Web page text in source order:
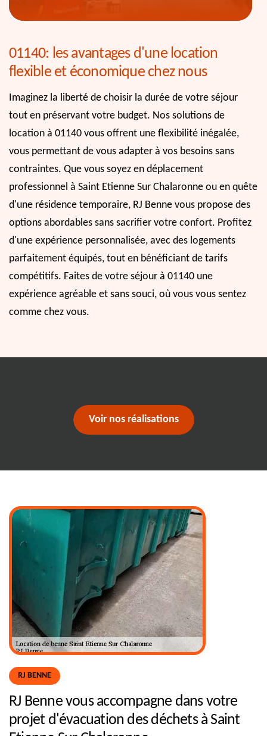
01140: les avantages d'une location
flexible et économique chez nous
Imaginez la liberté de choisir la durée de votre séjour
tout en préservant votre budget. Nos solutions de
location à 01140 vous offrent une flexibilité inégalée,
vous permettant de vous adapter à vos besoins sans
contraintes. Que vous soyez en déplacement
professionnel à Saint Etienne Sur Chalaronne ou en quête
d'une résidence temporaire, RJ Benne vous propose des
options abordables sans sacrifier votre confort. Profitez
d'une expérience personnalisée, avec des logements
parfaitement équipés, tout en bénéficiant de tarifs
compétitifs. Faites de votre séjour à 01140 une
expérience agréable et sans souci, où vous vous sentez
comme chez vous.
Voir nos réalisations
RJ BENNE
RJ Benne vous accompagne dans votre
projet d'évacuation des déchets à Saint